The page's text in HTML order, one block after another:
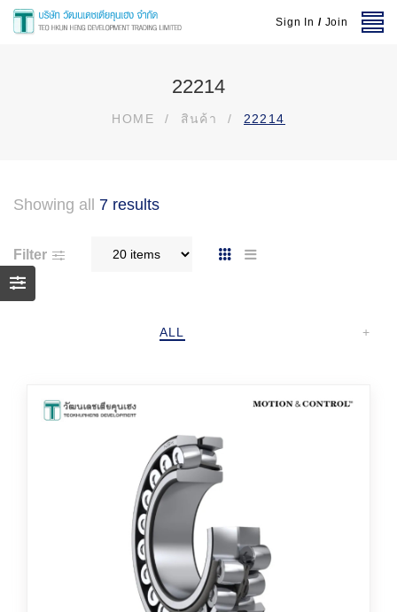
Sign In / Join
22214
HOME / สินค้า / 22214
Showing all 7 results
Filter
ALL +